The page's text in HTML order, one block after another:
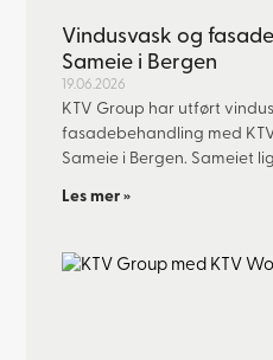
Vindusvask og
Sameie i Bergen
19.06.2026
KTV Group har utført
fasadebehandling med
Sameie i Bergen. Sameiet
Les mer »